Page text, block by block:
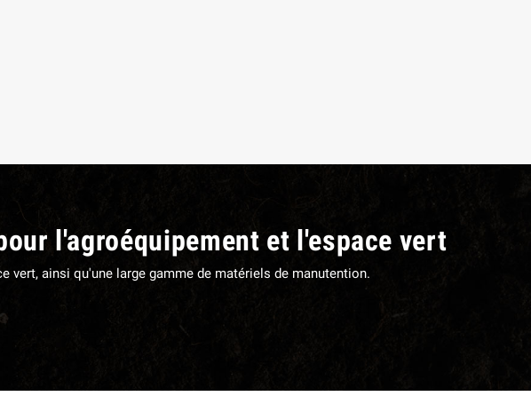
l'agroéquipement et l'espace vert
vert, ainsi qu'une large gamme de matériels de manutention.